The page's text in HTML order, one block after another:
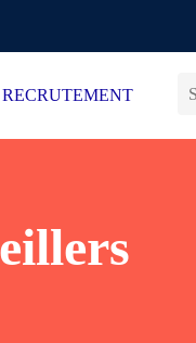
RECRUTEMENT